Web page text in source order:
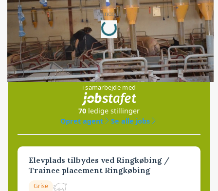
Annonce
Loading...
Jobs
i samarbejde med
70 ledige stillinger
Opret agent
Se alle jobs
Elevplads tilbydes ved Ringkøbing /
Trainee placement Ringkøbing
Grise